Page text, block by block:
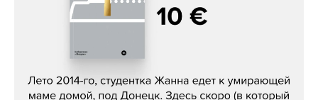
Сергей Лебедев, «Белая дама»